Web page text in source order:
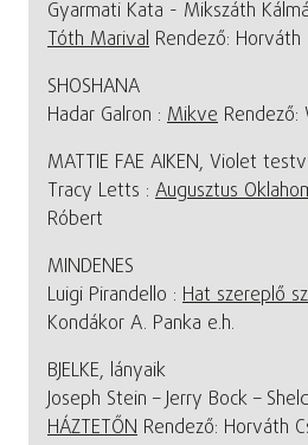
Gyarmati Kata - Mikszáth
Tóth Marival Rendező: Horváth
SHOSHANA
Hadar Galron : Mikve
MATTIE FAE AIKEN, Violet
Tracy Letts : Augusztus
Róbert
MINDENES
Luigi Pirandello : Hat szereplő
Kondákor A. Panka e.h.
BJELKE, lányaik
Joseph Stein – Jerry Bock –
HÁZTETŐN Rendező: Horváth